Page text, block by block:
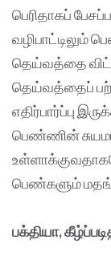
பெரிதாகப்
வழிபாட்டிலும்
தெய்வத்தை
தெய்வத்தைப்
எதிர்பார்ப்பு
பெண்ணின்
பெண்களும்
பக்தியா,